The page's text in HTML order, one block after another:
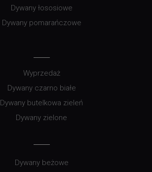
Dywany łososiowe
Dywany pomarańczowe
Wyprzedaż
Dywany czarno białe
Dywany butelkowa zieleń
Dywany zielone
Dywany beżowe